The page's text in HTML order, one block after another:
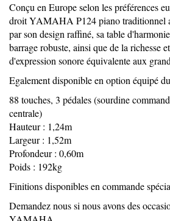
Conçu en Europe selon les préférences
droit YAMAHA P124 piano traditionnel
par son design raffiné, sa table
barrage robuste, ainsi que de la richesse
d'expression sonore équivalente aux
Egalement disponible en option équipé
88 touches, 3 pédales (sourdine
centrale)
Hauteur : 1,24m
Largeur : 1,52m
Profondeur : 0,60m
Poids : 192kg
Finitions disponibles en commande
Demandez nous si nous avons des